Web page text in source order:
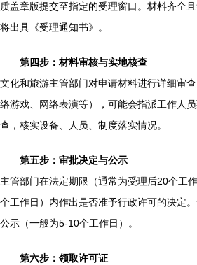
质盖章版提交至指定的受理窗口。材料齐全
将出具《受理通知书》。
第四步：材料审核与实地核查
文化和旅游主管部门对申请材料进行详细审
络游戏、网络表演等），可能会指派工作人
查，核实设备、人员、制度落实情况。
第五步：审批决定与公示
主管部门在法定期限（通常为受理后20个工
个工作日）内作出是否准予行政许可的决定
公示（一般为5-10个工作日）。
第六步：领取许可证